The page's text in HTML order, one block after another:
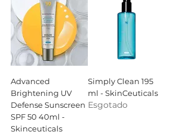
Advanced
Brightening UV
Defense Sunscreen
SPF 50 40ml -
Skinceuticals
Simply Clean 195
ml - SkinCeuticals
Esgotado